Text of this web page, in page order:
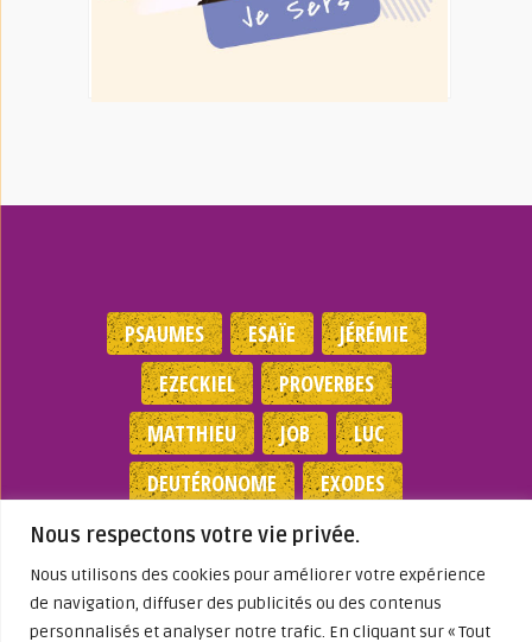
Nous respectons votre vie privée.
Nous utilisons des cookies pour améliorer votre expérience
de navigation, diffuser des publicités ou des contenus
personnalisés et analyser notre trafic. En cliquant sur « Tout
PSAUMES ESAÏE
JÉRÉMIE
EZECKIEL
PROVERBES
MATTHIEU
JOB
LUC
DEUTÉRONOME
EXODES
NOMBRES
JEAN 1 SAMUEL
Mentions légales|Politique de
confidentialité|Partenaires| Dieu A Agi